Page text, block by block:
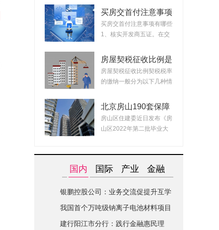
买房交首付注意事项
有哪些？买房交完首
付款后接下来的流程
买房交首付注意事项有哪些
1、核实开发商五证。在交
房屋契税征收比例是
什么？ 2022房产契
税最新政策
房屋契税征收比例契税税率
的缴纳一般分为以下几种情
北京房山190套保障
租赁房面向毕业生配
租 房源均为精装交
房山区住建委近日发布《房
山区2022年第二批毕业大
国内 国际 产业 金融
银鹏控股公司：业务交流促提升互学
互鉴共进步|世界简讯
我国首个万吨级钠离子电池材料项目
在山西综改区开建
建行阳江市分行：践行金融惠民理